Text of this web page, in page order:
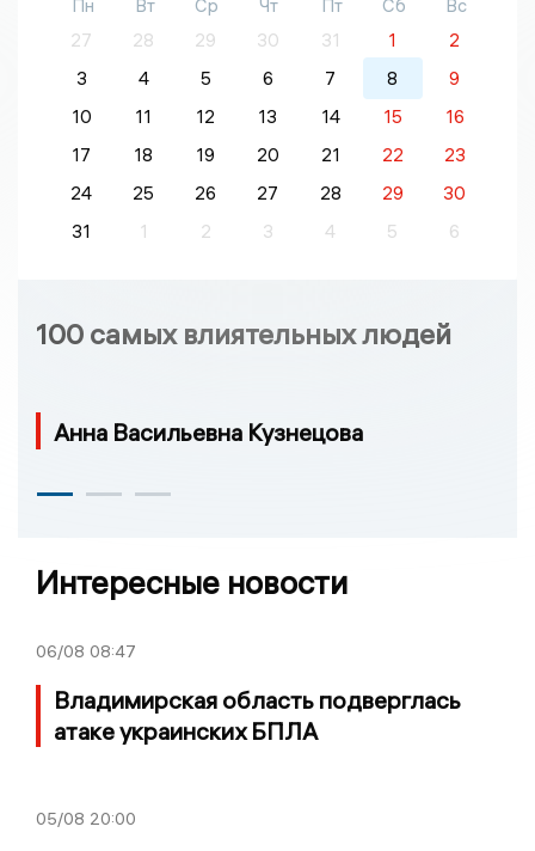
Пн Вт Ср Чт Пт Сб
Вс
27
28 29 30 31 1
2
3
4 5 6 7 8
9
10
11 12 13 14 15
16
17
18 19 20 21 22
23
24
25 26 27 28 29
30
31
1 2 3 4 5 6
100 самых влиятельных людей
Анна Васильевна Кузнецова
Интересные новости
06/08 08:47
Владимирская область подверглась
атаке украинских БПЛА
05/08 20:00